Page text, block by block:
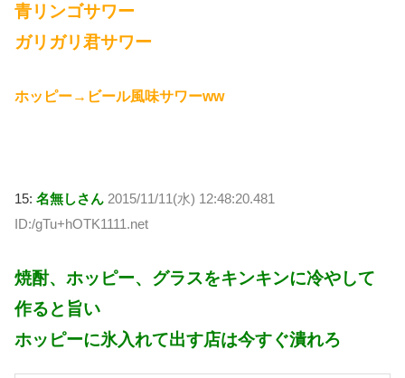
青リンゴサワー
ガリガリ君サワー
ホッピー→ビール風味サワーww
15: 名無しさん 2015/11/11(水) 12:48:20.481
ID:/gTu+hOTK1111.net
焼酎、ホッピー、グラスをキンキンに冷やして
作ると旨い
ホッピーに氷入れて出す店は今すぐ潰れろ